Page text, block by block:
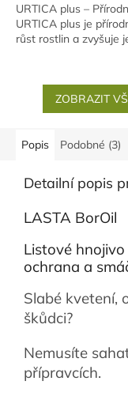
URTICA plus –
URTICA plus je
růst rostlin a zvyšuje
ZOBRAZIT
Popis Podobné (3)
Detailní popis
LASTA BorOil
Listové
ochrana a
Slabé kvetení,
škůdci?
Nemusíte
přípravcích.